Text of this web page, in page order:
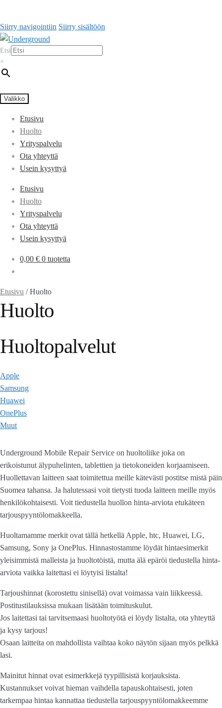
Siirry navigointiin Siirry sisältöön
Etsi
×
Valikko
Etusivu
Huolto
Yrityspalvelu
Ota yhteyttä
Usein kysyttyä
Etusivu
Huolto
Yrityspalvelu
Ota yhteyttä
Usein kysyttyä
0,00 € 0 tuotetta
Etusivu /Huolto
Huolto
Huoltopalvelut
Apple
Samsung
Huawei
OnePlus
Muut
Underground Mobile Repair Service on huoltoliike joka on
erikoistunut älypuhelinten, tablettien ja tietokoneiden korjaamiseen.
Huollettavan laitteen saat toimitettua meille kätevästi postitse mistä päin
Suomea tahansa. Ja halutessasi voit tietysti tuoda laitteen meille myös
henkilökohtaisesti. Voit tiedustella huollon hinta-arviota etukäteen
tarjouspyyntölomakkeella.
Huoltamamme merkit ovat tällä hetkellä Apple, htc, Huawei, LG,
Samsung, Sony ja OnePlus. Hinnastostamme löydät hintaesimerkit
yleisimmistä malleista ja huoltotöistä, mutta älä epäröi tiedustella hinta-
arviota vaikka laitettasi ei löytyisi listalta!
Tarjoushinnat (korostettu sinisellä) ovat voimassa vain liikkeessä.
Postitustilauksissa mukaan lisätään toimituskulut.
Jos laitettasi tai tarvitsemaasi huoltotyötä ei löydy listalta, ota yhteyttä
ja kysy tarjous!
Osaan laitteita on mahdollista vaihtaa koko näytön sijaan myös pelkkä
lasi.
Mainitut hinnat ovat esimerkkejä tyypillisistä korjauksista.
Kustannukset voivat hieman vaihdella tapauskohtaisesti, joten
tarkempaa hintaa kannattaa tiedustella tarjouspyyntölomakkeemme